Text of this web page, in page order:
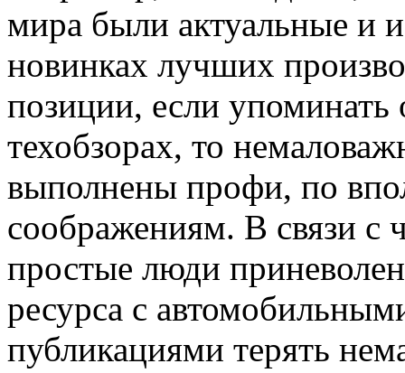
мира были актуальные и
новинках лучших
позиции, если упоминать
техобзорах, то
выполнены профи, по
соображениям. В связи с
простые люди
ресурса с
публикациями терять